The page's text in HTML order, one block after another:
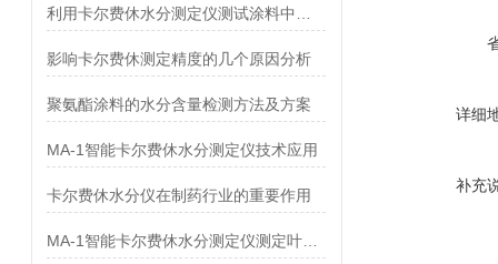
影响卡尔费休测定精度的几个原因分析
聚氨酯涂料的水分含量检测方法及方案
MA-1智能卡尔费休水分测定仪技术应用
卡尔费休水分仪在制药行业的重要作用
详细
补充